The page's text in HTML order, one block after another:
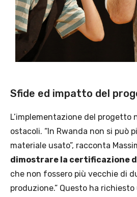
Sfide ed impatto del
L’implementazione del progetto
ostacoli. “In Rwanda non si può
materiale usato”, racconta
dimostrare la certificazione
che non fossero più vecchie di
produzione.” Questo ha richiesto